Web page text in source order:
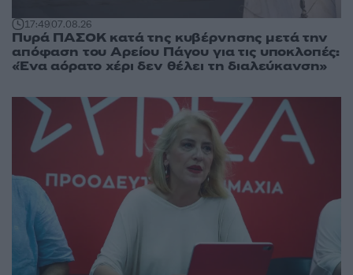
17:4907.08.26
Πυρά ΠΑΣΟΚ κατά της κυβέρνησης μετά την
απόφαση του Αρείου Πάγου για τις υποκλοπές:
«Ένα αόρατο χέρι δεν θέλει τη διαλεύκανση»